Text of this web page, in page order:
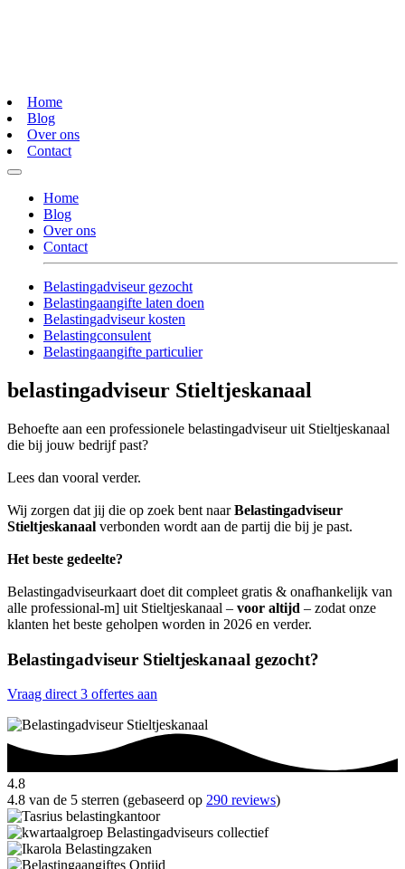
Home
Blog
Over ons
Contact
Home
Blog
Over ons
Contact
Belastingadviseur gezocht
Belastingaangifte laten doen
Belastingadviseur kosten
Belastingconsulent
Belastingaangifte particulier
belastingadviseur Stieltjeskanaal
Behoefte aan een professionele belastingadviseur uit Stieltjeskanaal
die bij jouw bedrijf past?
Lees dan vooral verder.
Wij zorgen dat jij die op zoek bent naarBelastingadviseur
Stieltjeskanaal verbonden wordt aan de partij die bij je past.
Het beste gedeelte?
Belastingadviseurkaart doet dit compleet gratis & onafhankelijk van
alle professional-m] uit Stieltjeskanaal – voor altijd – zodat onze
klanten het beste geholpen worden in 2026 en verder.
Belastingadviseur Stieltjeskanaal gezocht?
Vraag direct 3 offertes aan
4.8
4.8 van de 5 sterren (gebaseerd op 290 reviews)